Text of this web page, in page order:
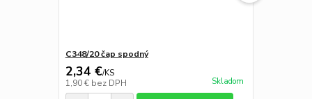
C348/20 čap spodný
2,34 €/KS
1,90 € bez DPH Skladom